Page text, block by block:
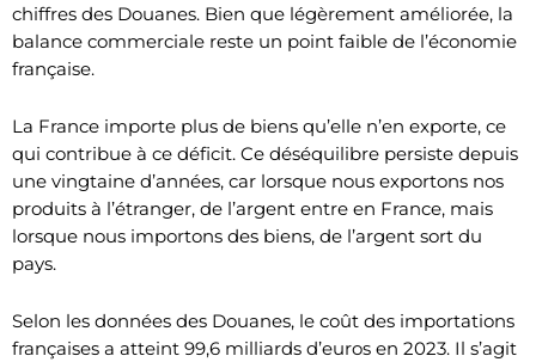
chiffres des Douanes. Bien que légèrement améliorée, la
balance commerciale reste un point faible de l’économie
française.
La France importe plus de biens qu’elle n’en exporte, ce
qui contribue à ce déficit. Ce déséquilibre persiste depuis
une vingtaine d’années, car lorsque nous exportons nos
produits à l’étranger, de l’argent entre en France, mais
lorsque nous importons des biens, de l’argent sort du
pays.
Selon les données des Douanes, le coût des importations
françaises a atteint 99,6 milliards d’euros en 2023. Il s’agit